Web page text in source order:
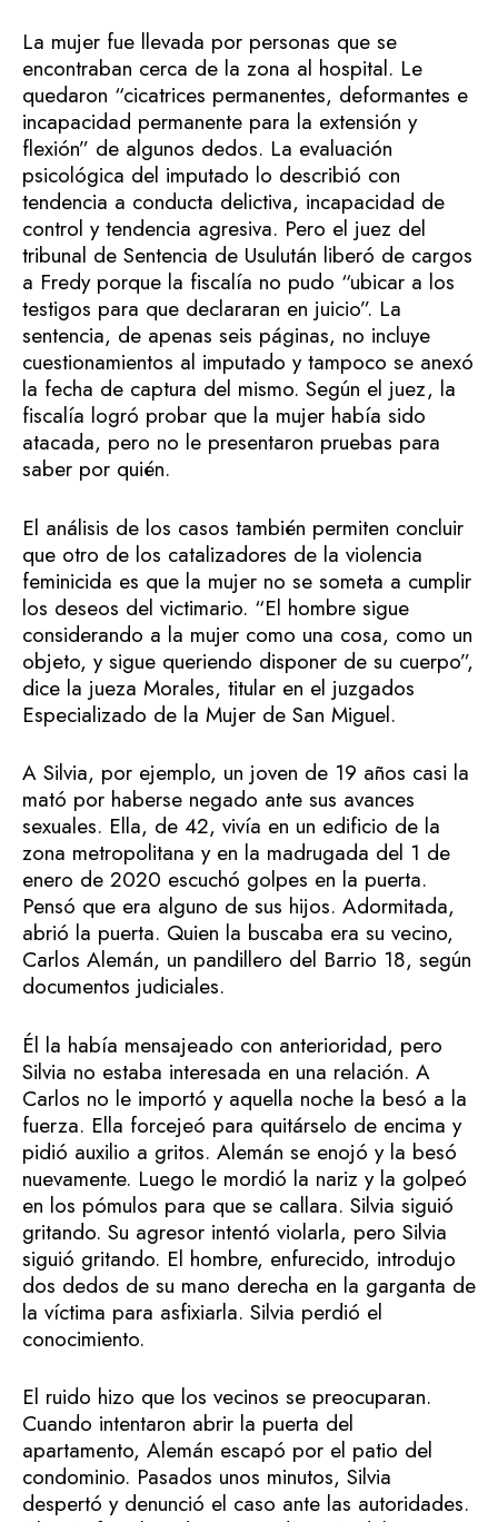
La mujer fue llevada por personas que se
encontraban cerca de la zona al hospital. Le
quedaron “cicatrices permanentes, deformantes e
incapacidad permanente para la extensión y
flexión” de algunos dedos. La evaluación
psicológica del imputado lo describió con
tendencia a conducta delictiva, incapacidad de
control y tendencia agresiva. Pero el juez del
tribunal de Sentencia de Usulután liberó de cargos
a Fredy porque la fiscalía no pudo “ubicar a los
testigos para que declararan en juicio”. La
sentencia, de apenas seis páginas, no incluye
cuestionamientos al imputado y tampoco se anexó
la fecha de captura del mismo. Según el juez, la
fiscalía logró probar que la mujer había sido
atacada, pero no le presentaron pruebas para
saber por quién.
El análisis de los casos también permiten concluir
que otro de los catalizadores de la violencia
feminicida es que la mujer no se someta a cumplir
los deseos del victimario. “El hombre sigue
considerando a la mujer como una cosa, como un
objeto, y sigue queriendo disponer de su cuerpo”,
dice la jueza Morales, titular en el juzgados
Especializado de la Mujer de San Miguel.
A Silvia, por ejemplo, un joven de 19 años casi la
mató por haberse negado ante sus avances
sexuales. Ella, de 42, vivía en un edificio de la
zona metropolitana y en la madrugada del 1 de
enero de 2020 escuchó golpes en la puerta.
Pensó que era alguno de sus hijos. Adormitada,
abrió la puerta. Quien la buscaba era su vecino,
Carlos Alemán, un pandillero del Barrio 18, según
documentos judiciales.
Él la había mensajeado con anterioridad, pero
Silvia no estaba interesada en una relación. A
Carlos no le importó y aquella noche la besó a la
fuerza. Ella forcejeó para quitárselo de encima y
pidió auxilio a gritos. Alemán se enojó y la besó
nuevamente. Luego le mordió la nariz y la golpeó
en los pómulos para que se callara. Silvia siguió
gritando. Su agresor intentó violarla, pero Silvia
siguió gritando. El hombre, enfurecido, introdujo
dos dedos de su mano derecha en la garganta de
la víctima para asfixiarla. Silvia perdió el
conocimiento.
El ruido hizo que los vecinos se preocuparan.
Cuando intentaron abrir la puerta del
apartamento, Alemán escapó por el patio del
condominio. Pasados unos minutos, Silvia
despertó y denunció el caso ante las autoridades.